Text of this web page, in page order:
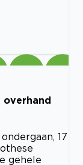
overhand
17
gehele